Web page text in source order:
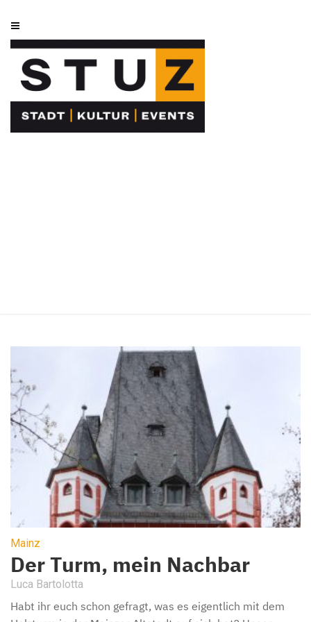
Mainz
Der Turm, mein Nachbar
Luca Bartolotta
Habt ihr euch schon gefragt, was es eigentlich mit dem